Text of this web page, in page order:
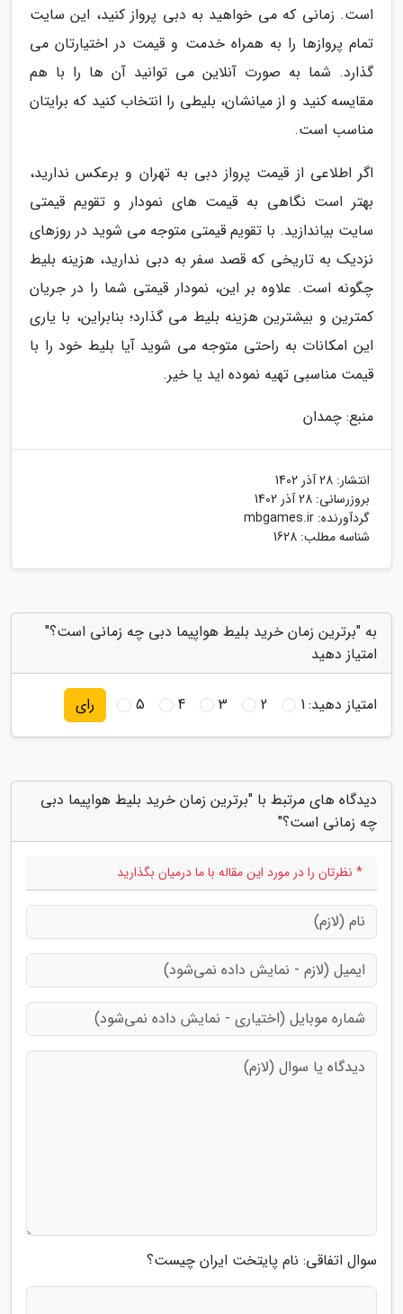
است. زمانی که می خواهید به دبی پرواز کنید، این سایت
تمام پروازها را به همراه خدمت و قیمت در اختیارتان می
گذارد. شما به صورت آنلاین می توانید آن ها را با هم
مقایسه کنید و از میانشان، بلیطی را انتخاب کنید که برایتان
مناسب است.
اگر اطلاعی از قیمت پرواز دبی به تهران و برعکس ندارید،
بهتر است نگاهی به قیمت های نمودار و تقویم قیمتی
سایت بیاندازید. با تقویم قیمتی متوجه می شوید در روزهای
نزدیک به تاریخی که قصد سفر به دبی ندارید، هزینه بلیط
چگونه است. علاوه بر این، نمودار قیمتی شما را در جریان
کمترین و بیشترین هزینه بلیط می گذارد؛ بنابراین، با یاری
این امکانات به راحتی متوجه می شوید آیا بلیط خود را با
قیمت مناسبی تهیه نموده اید یا خیر.
منبع: چمدان
انتشار: 28 آذر 1402
بروزرسانی: 28 آذر 1402
گردآورنده: mbgames.ir
شناسه مطلب: 1628
به "برترین زمان خرید بلیط هواپیما دبی چه زمانی است؟"
امتیاز دهید
امتیاز دهید:1
2
3
4
5 رای
دیدگاه های مرتبط با "برترین زمان خرید بلیط هواپیما دبی
چه زمانی است؟"
* نظرتان را در مورد این مقاله با ما درمیان بگذارید
سوال اتفاقی: نام پایتخت ایران چیست؟